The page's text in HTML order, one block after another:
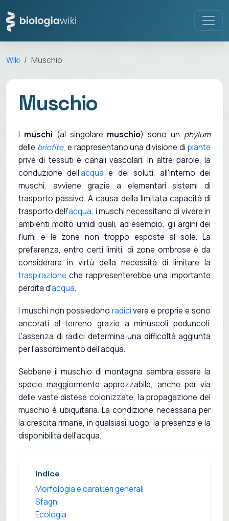
Wiki Muschio
Muschio
I muschi (al singolare muschio) sono un phylum
delle briofite, e rappresentano una divisione dipiante
prive di tessuti e canali vascolari. In altre parole, la
conduzione dell'acqua e dei soluti, all'interno dei
muschi, avviene grazie a elementari sistemi di
trasporto passivo. A causa della limitata capacità di
trasporto dell'acqua, i muschi necessitano di vivere in
ambienti molto umidi quali, ad esempio, gli argini dei
fiumi e le zone non troppo esposte al sole. La
preferenza, entro certi limiti, di zone ombrose è da
considerare in virtù della necessità di limitare la
traspirazione che rappresenterebbe una importante
perdita d'acqua.
I muschi non possiedono radicivere e proprie e sono
ancorati al terreno grazie a minuscoli peduncoli.
L'assenza di radici determina una difficoltà aggiunta
per l'assorbimento dell'acqua.
Sebbene il muschio di montagna sembra essere la
specie maggiormente apprezzabile, anche per via
delle vaste distese colonizzate, la propagazione del
muschio è ubiquitaria. La condizione necessaria per
la crescita rimane, in qualsiasi luogo, la presenza e la
disponibilità dell'acqua.
Indice
Morfologia e caratteri generali
Sfagni
Ecologia